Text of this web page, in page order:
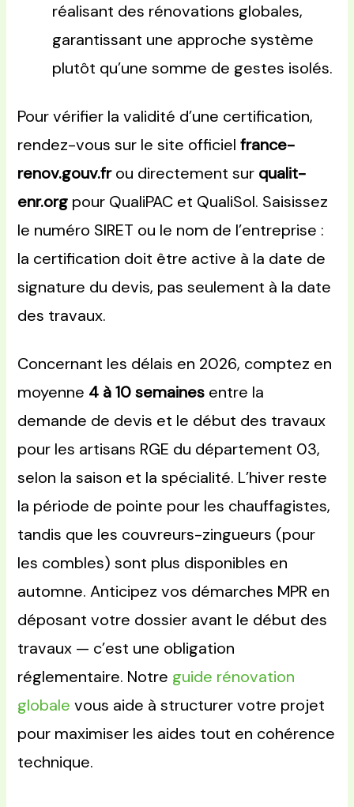
réalisant des rénovations globales,
garantissant une approche système
plutôt qu’une somme de gestes isolés.
Pour vérifier la validité d’une certification,
rendez-vous sur le site officielfrance-
renov.gouv.frou directement sur qualit-
enr.org pour QualiPAC et QualiSol. Saisissez
le numéro SIRET ou le nom de l’entreprise :
la certification doit être active à la date de
signature du devis, pas seulement à la date
des travaux.
Concernant les délais en 2026, comptez en
moyenne 4 à 10 semaines entre la
demande de devis et le début des travaux
pour les artisans RGE du département 03,
selon la saison et la spécialité. L’hiver reste
la période de pointe pour les chauffagistes,
tandis que les couvreurs-zingueurs (pour
les combles) sont plus disponibles en
automne. Anticipez vos démarches MPR en
déposant votre dossier avant le début des
travaux — c’est une obligation
réglementaire. Notre guide rénovation
globale vous aide à structurer votre projet
pour maximiser les aides tout en cohérence
technique.